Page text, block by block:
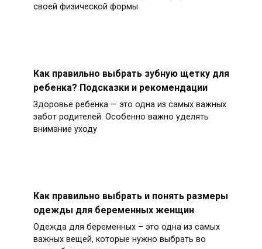
своей физической формы
Как правильно выбрать зубную щетку для
ребенка? Подсказки и рекомендации
Здоровье ребенка — это одна из самых важных
забот родителей. Особенно важно уделять
внимание уходу
Как правильно выбрать и понять размеры
одежды для беременных женщин
Одежда для беременных – это одна из самых
важных вещей, которые нужно выбрать во